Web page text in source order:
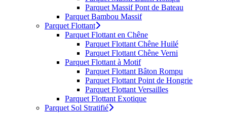
Parquet Massif Pont de Bateau
Parquet Bambou Massif
Parquet Flottant
Parquet Flottant en Chêne
Parquet Flottant Chêne Huilé
Parquet Flottant Chêne Verni
Parquet Flottant à Motif
Parquet Flottant Bâton Rompu
Parquet Flottant Point de Hongrie
Parquet Flottant Versailles
Parquet Flottant Exotique
Parquet Sol Stratifié